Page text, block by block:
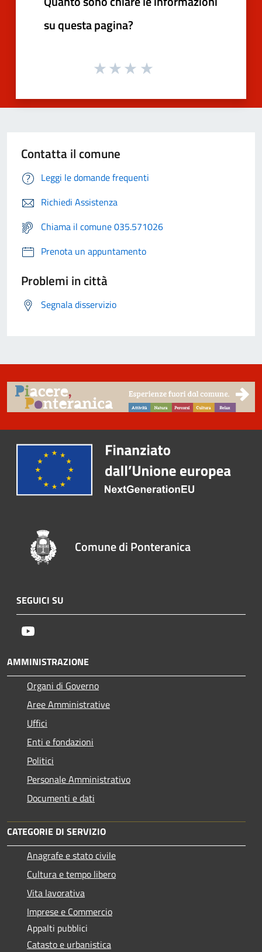
su questa pagina?
Contatta il comune
Leggi le domande frequenti
Richiedi Assistenza
Chiama il comune 035.571026
Prenota un appuntamento
Problemi in città
Segnala disservizio
Comune di Ponteranica
SEGUICI SU
AMMINISTRAZIONE
Organi di Governo
Aree Amministrative
Uffici
Enti e fondazioni
Politici
Personale Amministrativo
Documenti e dati
CATEGORIE DI SERVIZIO
Anagrafe e stato civile
Cultura e tempo libero
Vita lavorativa
Imprese e Commercio
Appalti pubblici
Catasto e urbanistica